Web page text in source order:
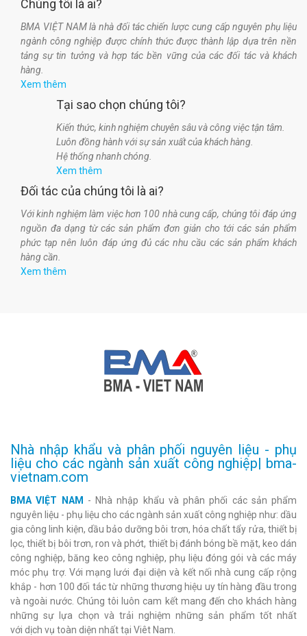
Chúng tôi là ai?
BMA VIỆT NAM là nhà đối tác chiến lược cung cấp nguyên phụ liệu
ngành công nghiệp được chính thức được thành lập dựa trên nền
tảng sự tin tưởng và hợp tác bền vững của các đối tác và khách
hàng.
Xem thêm
Tại sao chọn chúng tôi?
Kiến thức, kinh nghiệm chuyên sâu và công việc tận tâm.
Luôn đồng hành với sự sản xuất của khách hàng.
Hệ thống nhanh chóng.
Xem thêm
Đối tác của chúng tôi là ai?
Với kinh nghiệm làm việc hơn 100 nhà cung cấp, chúng tôi đáp ứng
nguồn đa dạng từ các sản phẩm đơn giản cho tới các sản phẩm
phức tạp nên luôn đáp ứng đủ các nhu cầu các sản phẩm khách
hàng cần.
Xem thêm
Nhà nhập khẩu và phân phối nguyên liệu - phụ
liệu cho các ngành sản xuất công nghiệp| bma-
vietnam.com
BMA VIỆT NAM
- Nhà nhập khẩu và phân phối các sản phẩm
nguyên liệu - phụ liệu cho các ngành sản xuất công nghiệp như: dầu
gia công linh kiện, dầu bảo dưỡng bôi trơn, hóa chất tẩy rửa, thiết bị
lọc, thiết bị bôi trơn, ron và phớt, thiết bị đánh bóng bề mặt, keo dán
công nghiệp, băng keo công nghiệp, phụ liệu đóng gói và các máy
móc phụ trợ. Với mạng lưới đại diện và kết nối nhà cung cấp rộng
khắp - hơn 100 đối tác từ những thương hiệu uy tín hàng đầu trong
và ngoài nước. Chúng tôi luôn cam kết mang đến cho khách hàng
những sự lựa chọn và trải nghiệm những sản phẩm tốt nhất
với dịch vụ toàn diện nhất tại Viêt Nam.